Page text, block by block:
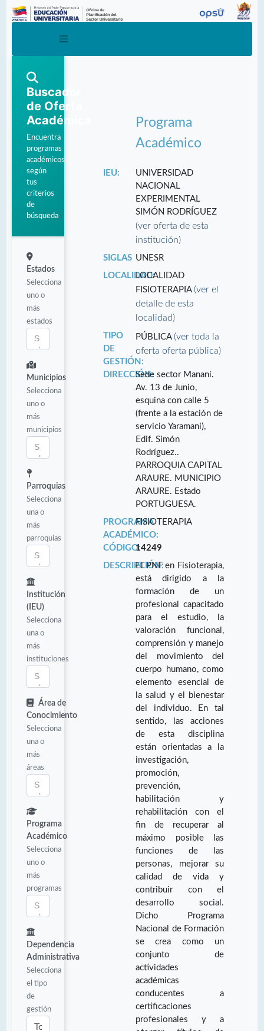
Buscador
de Oferta
Académica
Encuentra
programas
académicos
según
tus
criterios
de
búsqueda
Estados
Selecciona
uno o
más
estados
Municipios
Selecciona
uno o
más
municipios
Parroquias
Selecciona
una o
más
parroquias
Institución
(IEU)
Selecciona
una o
más
instituciones
Área de
Conocimiento
Selecciona
una o
más
áreas
Programa
Académico
Selecciona
uno o
más
programas
Dependencia
Administrativa
Selecciona
el tipo
de
gestión
Programa
Académico
IEU:
UNIVERSIDAD
NACIONAL
EXPERIMENTAL
SIMÓN RODRÍGUEZ
(ver oferta de esta
institución)
SIGLAS UNESR
LOCALIDAD:LOCALIDAD
FISIOTERAPIA(ver el
detalle de esta
localidad)
TIPO
DE
GESTIÓN:
PÚBLICA(ver toda la
oferta oferta pública)
DIRECCIÓN:Sede sector Mananí.
Av. 13 de Junio,
esquina con calle 5
(frente a la estación de
servicio Yaramani),
Edif. Simón
Rodríguez..
PARROQUIA CAPITAL
ARAURE. MUNICIPIO
ARAURE. Estado
PORTUGUESA.
PROGRAMA
ACADÉMICO:
FISIOTERAPIA
CÓDIGO:14249
DESCRIPCIÓN:El PNF en Fisioterapia,
está dirigido a la
formación de un
profesional capacitado
para el estudio, la
valoración funcional,
comprensión y manejo
del movimiento del
cuerpo humano, como
elemento esencial de
la salud y el bienestar
del individuo. En tal
sentido, las acciones
de esta disciplina
están orientadas a la
investigación,
promoción,
prevención,
habilitación y
rehabilitación con el
fin de recuperar al
máximo posible las
funciones de las
personas, mejorar su
calidad de vida y
contribuir con el
desarrollo social.
Dicho Programa
Nacional de Formación
se crea como un
conjunto de
actividades
académicas
conducentes a
certificaciones
profesionales y a